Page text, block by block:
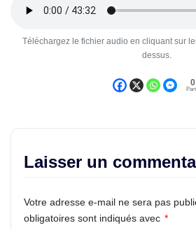
Téléchargez le fichier audio en cliquant sur
dessus.
0
Laisser un
Votre adresse e-mail ne sera pas
obligatoires sont indiqués avec *